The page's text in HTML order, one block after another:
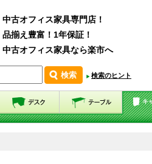
中古オフィス家具専門店！
品揃え豊富！1年保証！
中古オフィス家具なら楽市へ
検索のヒント